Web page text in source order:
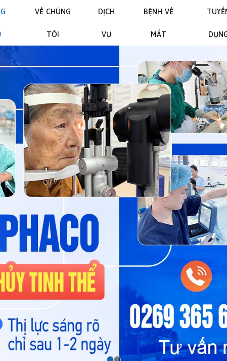
VỀ CHÚNG
TÔI
DỊCH
VỤ
BỆNH VỀ
MẮT